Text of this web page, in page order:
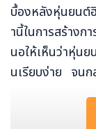
บื้องหลังหุ่นยนต์
านี้ในการสร้างก
นอให้เห็นว่าหุ่น
นเรียบง่าย จนก
า และแม้กระทั่